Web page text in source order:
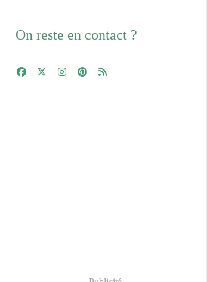
On reste en contact ?